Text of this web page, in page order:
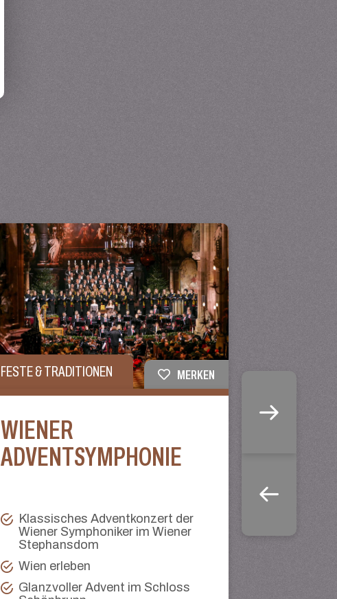
FESTE & TRADITIONEN MERKEN
WIENER
ADVENTSYMPHONIE
Klassisches Adventkonzert der
Wiener Symphoniker im Wiener
Stephansdom
Wien erleben
Glanzvoller Advent im Schloss